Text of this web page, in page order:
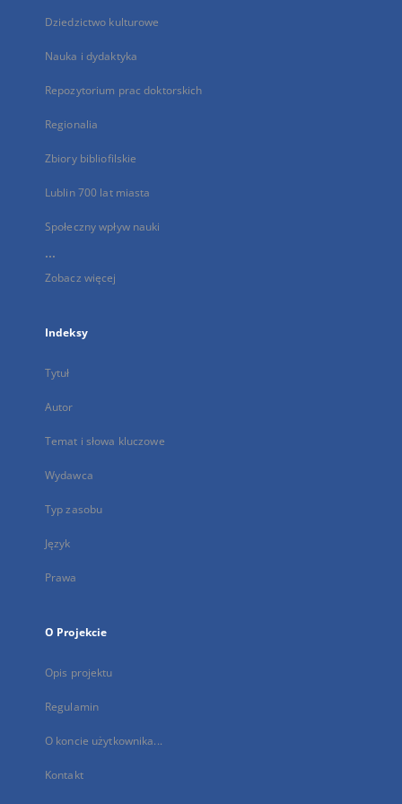
Dziedzictwo kulturowe
Nauka i dydaktyka
Repozytorium prac doktorskich
Regionalia
Zbiory bibliofilskie
Lublin 700 lat miasta
Społeczny wpływ nauki
...
Zobacz więcej
Indeksy
Tytuł
Autor
Temat i słowa kluczowe
Wydawca
Typ zasobu
Język
Prawa
O Projekcie
Opis projektu
Regulamin
O koncie użytkownika...
Kontakt